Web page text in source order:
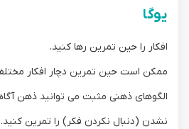
یوگا
افکار را حین تمرین رها کنید.
ممکن است حین تمرین دچار افکار
الگوهای ذهنی مثبت می توانید ذهن
نشدن (دنبال نکردن فکر) را تمرین